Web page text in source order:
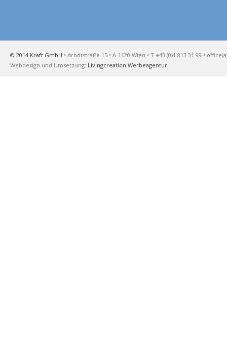
© 2014 Kraft GmbH • Arndtstraße 15 • A-1120 Wien • T +43 (0)1 813 31 99 •
Webdesign und Umsetzung: Livingcreation Werbeagentur